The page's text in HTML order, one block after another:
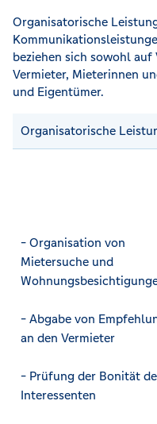
Organisatorische
beziehen sich sowohl
Vermieter, Mieterinnen
und Eigentümer.
Organisatorische
- Organisation von
Mietersuche und
- Abgabe von
an den Vermieter
- Prüfung der Bonität
Interessenten